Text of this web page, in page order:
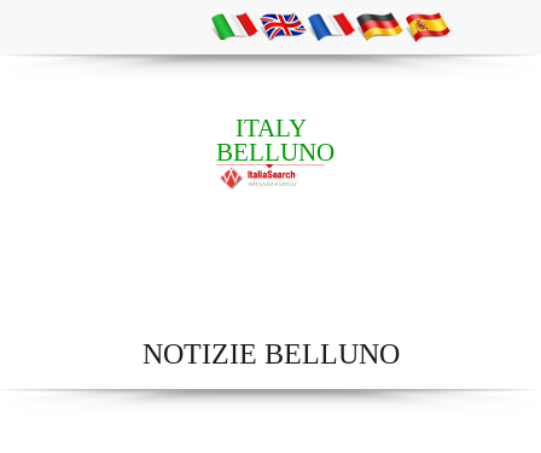
ITALY
BELLUNO
NOTIZIE BELLUNO